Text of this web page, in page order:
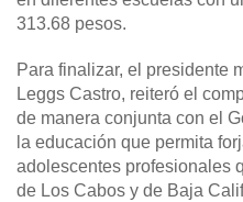
313.68 pesos.
Para finalizar, el presidente
Leggs Castro, reiteró el
de manera conjunta con el
la educación que permita
adolescentes profesionales
de Los Cabos y de Baja